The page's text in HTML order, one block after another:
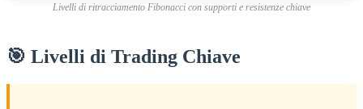
Livelli di ritracciamento Fibonacci con supporti e resistenze chiave
🎯 Livelli di Trading Chiave